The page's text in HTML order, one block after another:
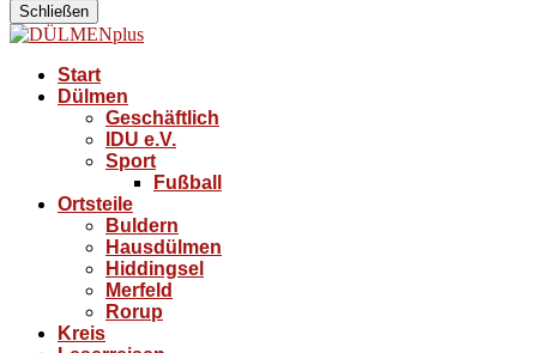
Schließen
Start
Dülmen
Geschäftlich
IDU e.V.
Sport
Fußball
Ortsteile
Buldern
Hausdülmen
Hiddingsel
Merfeld
Rorup
Kreis